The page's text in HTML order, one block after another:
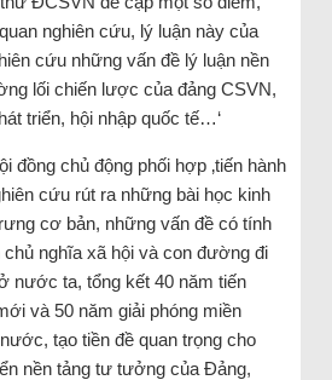
nghiên cứu, lý luận này của
cứu những vấn đề lý luận nền
lối chiến lược của đảng CSVN,
triển, hội nhập quốc tế…‘
đồng chủ động phối hợp ‚tiến hành
cứu rút ra những bài học kinh
cơ bản, những vấn đề có tính
nghĩa xã hội và con đường đi
nước ta, tổng kết 40 năm tiến
và 50 năm giải phóng miền
tạo tiền đề quan trọng cho
nền tảng tư tưởng của Đảng,